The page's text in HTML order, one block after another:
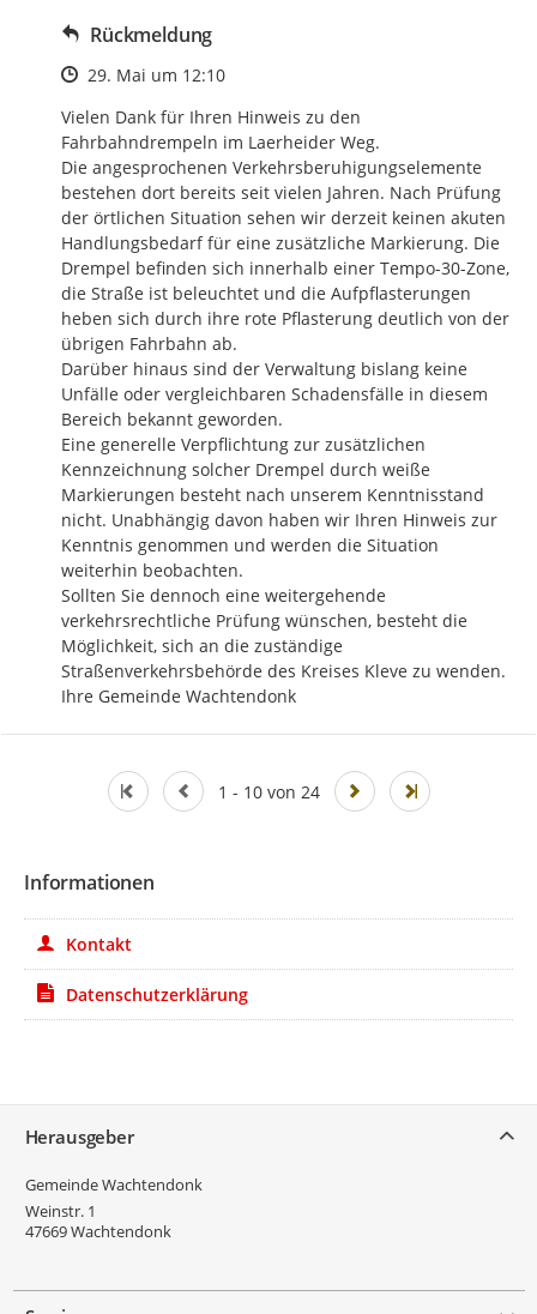
Rückmeldung
Zeitpunkt des Erstellens
29. Mai um 12:10
Vielen Dank für Ihren Hinweis zu den
Fahrbahndrempeln im Laerheider Weg.
Die angesprochenen Verkehrsberuhigungselemente
bestehen dort bereits seit vielen Jahren. Nach Prüfung
der örtlichen Situation sehen wir derzeit keinen akuten
Handlungsbedarf für eine zusätzliche Markierung. Die
Drempel befinden sich innerhalb einer Tempo-30-Zone,
die Straße ist beleuchtet und die Aufpflasterungen
heben sich durch ihre rote Pflasterung deutlich von der
übrigen Fahrbahn ab.
Darüber hinaus sind der Verwaltung bislang keine
Unfälle oder vergleichbaren Schadensfälle in diesem
Bereich bekannt geworden.
Eine generelle Verpflichtung zur zusätzlichen
Kennzeichnung solcher Drempel durch weiße
Markierungen besteht nach unserem Kenntnisstand
nicht. Unabhängig davon haben wir Ihren Hinweis zur
Kenntnis genommen und werden die Situation
weiterhin beobachten.
Sollten Sie dennoch eine weitergehende
verkehrsrechtliche Prüfung wünschen, besteht die
Möglichkeit, sich an die zuständige
Straßenverkehrsbehörde des Kreises Kleve zu wenden.
Ihre Gemeinde Wachtendonk
1 - 10 von 24
Informationen
Kontakt
Datenschutzerklärung
Herausgeber
Gemeinde Wachtendonk
Weinstr. 1
47669Wachtendonk